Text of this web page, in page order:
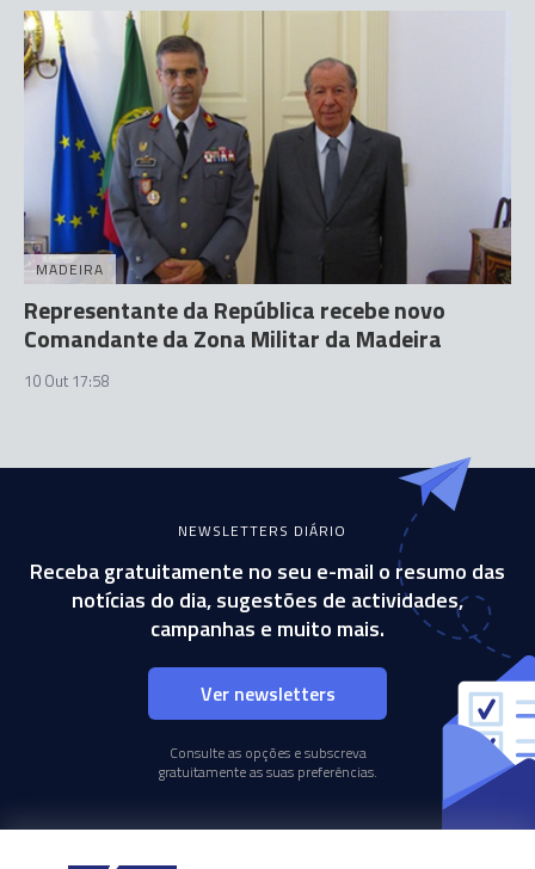
MADEIRA
Representante da República recebe novo
Comandante da Zona Militar da Madeira
10 Out 17:58
NEWSLETTERS DIÁRIO
Receba gratuitamente no seu e-mail o resumo das
notícias do dia, sugestões de actividades,
campanhas e muito mais.
Ver newsletters
Consulte as opções e subscreva
gratuitamente as suas preferências.